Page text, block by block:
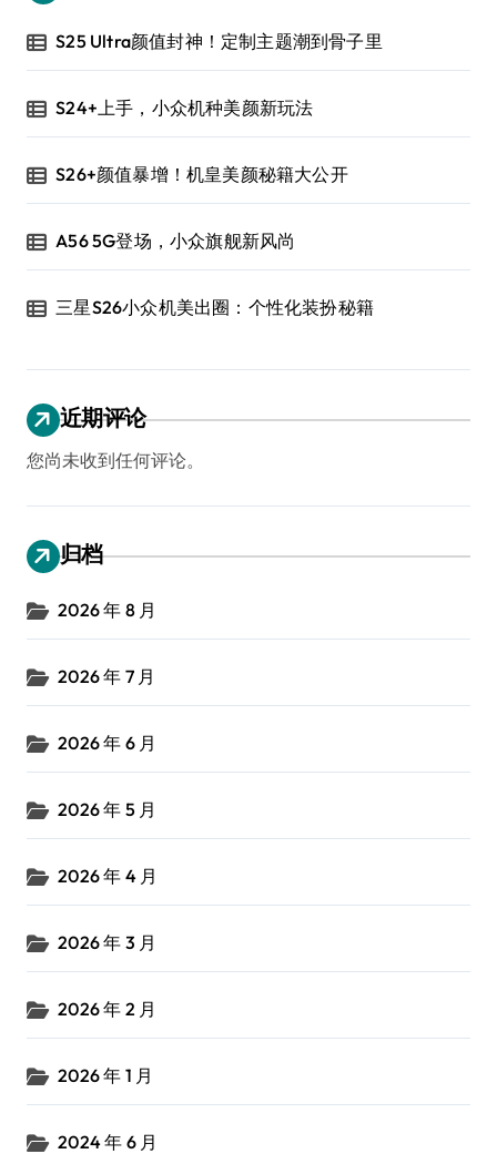
S25 Ultra颜值封神！定制主题潮到骨子里
S24+上手，小众机种美颜新玩法
S26+颜值暴增！机皇美颜秘籍大公开
A56 5G登场，小众旗舰新风尚
三星S26小众机美出圈：个性化装扮秘籍
近期评论
您尚未收到任何评论。
归档
2026 年 8 月
2026 年 7 月
2026 年 6 月
2026 年 5 月
2026 年 4 月
2026 年 3 月
2026 年 2 月
2026 年 1 月
2024 年 6 月